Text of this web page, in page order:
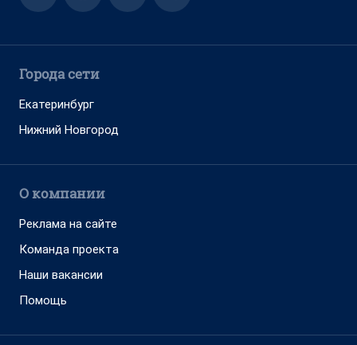
Города сети
Екатеринбург
Нижний Новгород
О компании
Реклама на сайте
Команда проекта
Наши вакансии
Помощь